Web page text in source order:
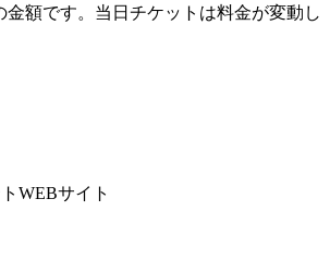
額です。当日チケットは料金が変動し
WEBサイト